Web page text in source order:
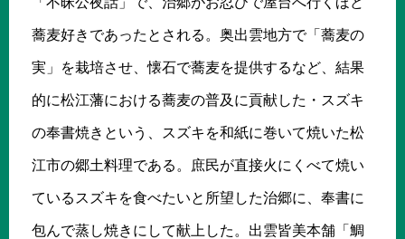
蕎麦好きであったとされる。奥出雲地方で「蕎麦の
実」を栽培させ、懐石で蕎麦を提供するなど、結果
的に松江藩における蕎麦の普及に貢献した・スズキ
の奉書焼きという、スズキを和紙に巻いて焼いた松
江市の郷土料理である。庶民が直接火にくべて焼い
ているスズキを食べたいと所望した治郷に、奉書に
包んで蒸し焼きにして献上した。出雲皆美本舗「鯛